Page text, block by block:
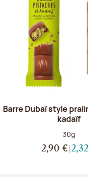
Barre Dubaï style
kadaïf
Poids
30g
2,90 €